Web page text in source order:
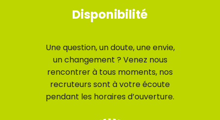
Disponibilité
Une question, un doute, une envie,
un changement ? Venez nous
rencontrer à tous moments, nos
recruteurs sont à votre écoute
pendant les horaires d’ouverture.